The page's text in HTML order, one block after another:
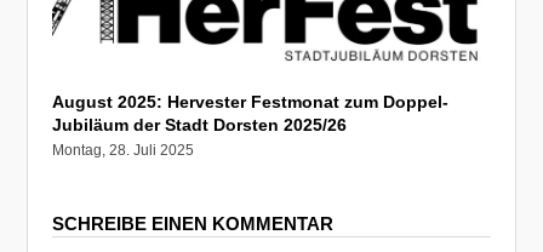
August 2025: Hervester Festmonat zum Doppel-
Jubiläum der Stadt Dorsten 2025/26
Montag, 28. Juli 2025
SCHREIBE EINEN KOMMENTAR